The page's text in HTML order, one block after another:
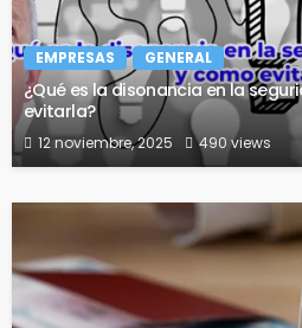
EMPRESAS GENERAL
¿Qué es la disonancia en la
evitarla?
12 noviembre, 2025 490 views